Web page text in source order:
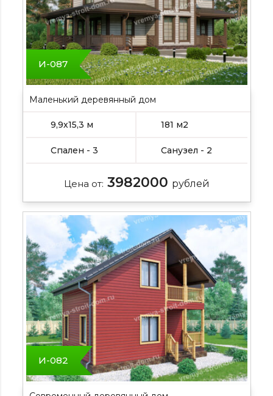
И-087
Маленький деревянный дом
9,9х15,3 м 181 м2
Спален - 3 Санузел - 2
Цена от: 3982000 рублей
И-082